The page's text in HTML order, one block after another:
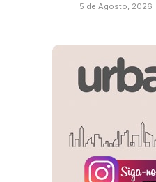
5 de Agosto, 2026